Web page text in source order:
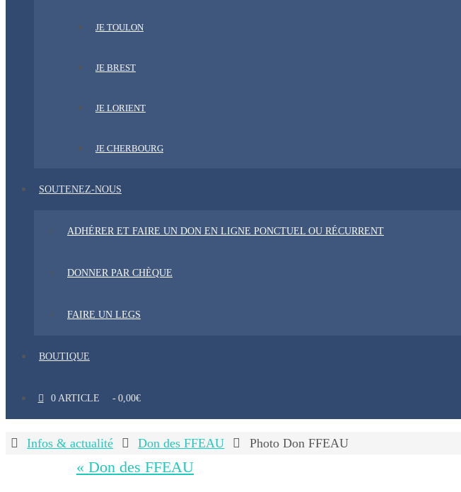
JE TOULON
JE BREST
JE LORIENT
JE CHERBOURG
SOUTENEZ-NOUS
ADHÉRER ET FAIRE UN DON EN LIGNE PONCTUEL OU RÉCURRENT
DONNER PAR CHÈQUE
FAIRE UN LEGS
BOUTIQUE
0 ARTICLE 0,00€
HomeInfos & actualité Don des FFEAU Photo Don FFEAU
« Don des FFEAU